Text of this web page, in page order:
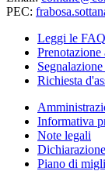
PEC:
Leggi le FAQ
Prenotazione
Richiesta
Informativa
Note legali
Piano di